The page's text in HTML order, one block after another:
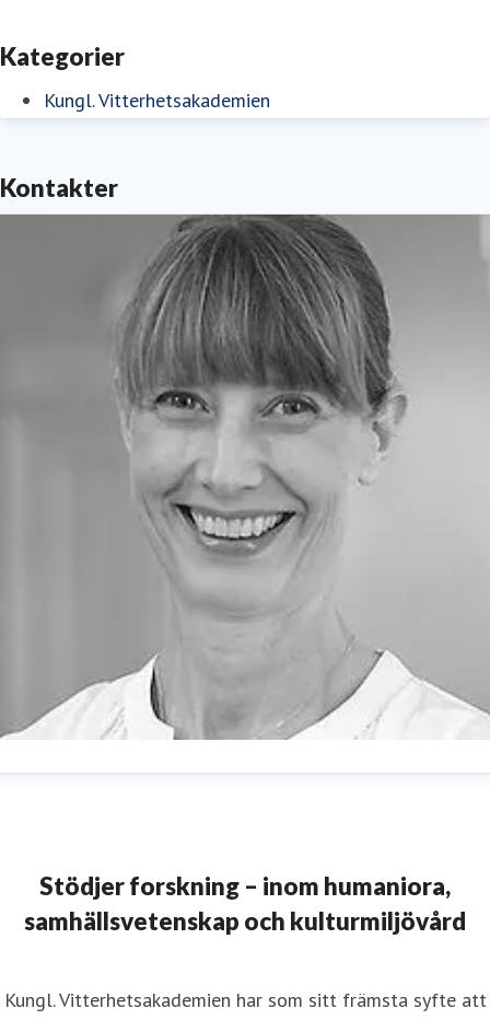
Kategorier
Kungl. Vitterhetsakademien
Kontakter
Stödjer forskning – inom humaniora,
samhällsvetenskap och kulturmiljövård
Kungl. Vitterhetsakademien har som sitt främsta syfte att